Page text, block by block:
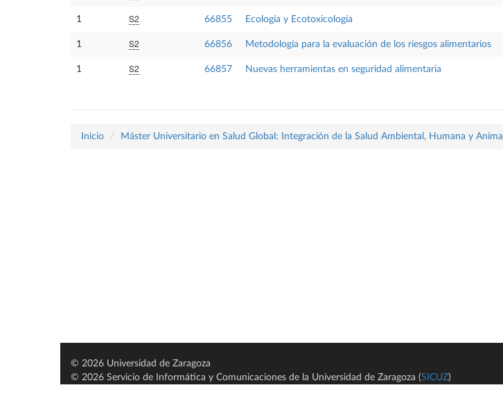
1 S2 66855 Ecología y Ecotoxicología
1 S2 66856 Metodología para la evaluación de los riesgos alimentarios
1 S2 66857 Nuevas herramientas en seguridad alimentaria
Inicio Máster Universitario en Salud Global: Integración de la Salud Ambiental, Humana y Animal
© 2026 Universidad de Zaragoza
© 2026 Servicio de Informática y Comunicaciones de la Universidad de Zaragoza (SICUZ)